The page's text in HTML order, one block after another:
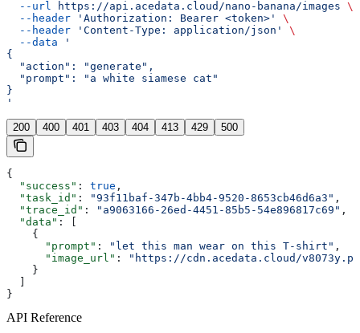
  --url
https://api.acedata.cloud/nano-banana/images \
  --header
'Authorization: Bearer <token>'
\
  --header
'Content-Type: application/json'
\
  --data
'
{
  "action": "generate",
  "prompt": "a white siamese cat"
}
'
200 400 401 403 404 413 429 500
{
  "success"
: true ,
  "task_id"
: "93f11baf-347b-4bb4-9520-8653cb46d6a3" ,
  "trace_id"
: "a9063166-26ed-4451-85b5-54e896817c69" ,
  "data"
: [
    {
      "prompt"
: "let this man wear on this T-shirt" ,
      "image_url"
:
"https://cdn.acedata.cloud/
    }
}
API Reference